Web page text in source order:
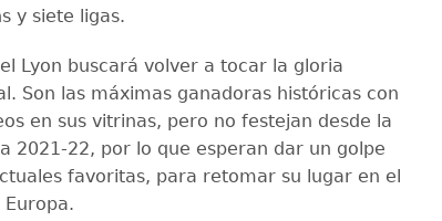
y siete ligas.
Lyon buscará volver a tocar la gloria
Son las máximas ganadoras históricas con
en sus vitrinas, pero no festejan desde la
2021-22, por lo que esperan dar un golpe
favoritas, para retomar su lugar en el